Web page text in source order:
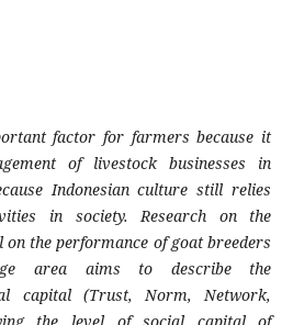
factor for farmers because it
of livestock businesses in
Indonesian culture still relies
in society. Research on the
on the performance of goat breeders
area aims to describe the
capital (Trust, Norm, Network,